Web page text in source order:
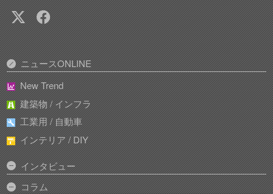
ニュースONLINE
New Trend
建築物 / インフラ
工業用 / 自動車
インテリア / DIY
インタビュー
コラム